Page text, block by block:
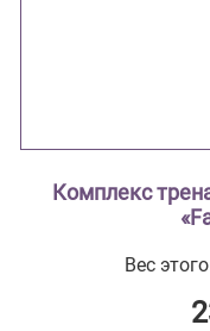
Комплекс
Вес